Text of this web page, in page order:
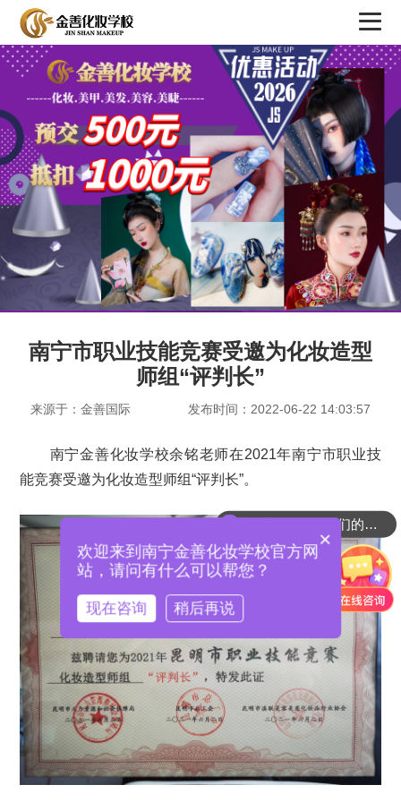
南宁市职业技能竞赛受邀为化妆造型
师组“评判长”
来源于：金善国际 发布时间：2022-06-22 14:03:57
南宁金善化妆学校余铭老师在2021年南宁市职业技
能竞赛受邀为化妆造型师组“评判长”。
可以介绍一下你们的课程吗？
×
欢迎来到南宁金善化妆学校官方网
站，请问有什么可以帮您？
现在咨询 稍后再说